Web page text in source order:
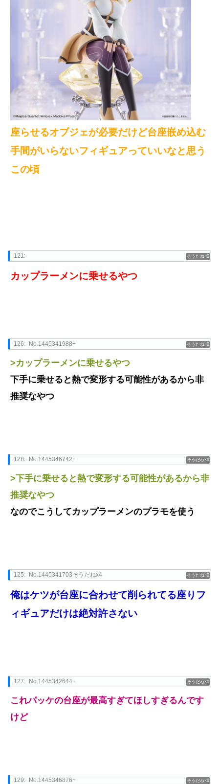
座らせるオブジェが必要だけど台座嵌め込む
手間がいらないフィギュアっていいなと思う
この頃
0
121:
カップラーメンに乗せるやつ
0
126: No.1445341988+
>カップラーメンに乗せるやつ
下手に乗せると熱で変形する可能性があるから非
推奨なやつ
0
128: No.1445346742+
>下手に乗せると熱で変形する可能性があるから非
推奨なやつ
なのでこうしてカップラーメンのプラモを使う
0
125: No.1445341703そうだねx4
俺はケツが台座に合わせて削られてる座りフ
ィギュアだけは絶対許さない
0
127: No.1445342644+
これパッケの台座が最高すぎてほしすぎるんです
けど
0
129: No.1445346876+